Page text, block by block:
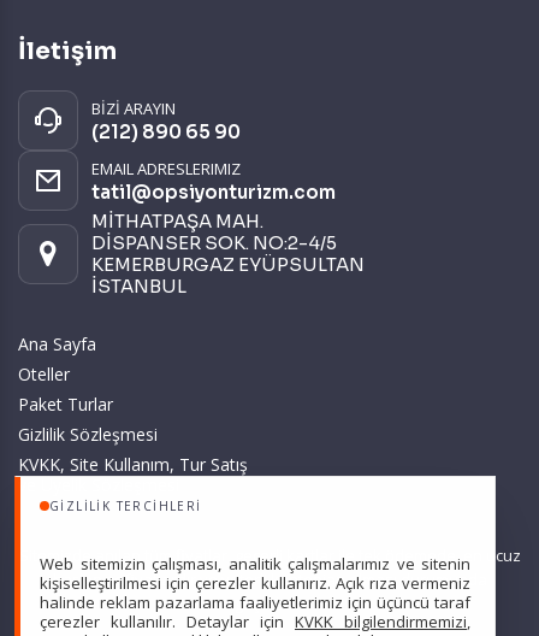
GIZLILIK TERCIHLERI
Web sitemizin çalışması, analitik çalışmalarımız ve sitenin
kişiselleştirilmesi için çerezler kullanırız. Açık rıza vermeniz
halinde reklam pazarlama faaliyetlerimiz için üçüncü taraf
çerezler kullanılır. Detaylar için KVKK bilgilendirmemizi,
İletişim
BİZİ ARAYIN
(212) 890 65 90
EMAIL ADRESLERIMIZ
tatil@opsiyonturizm.com
MİTHATPAŞA MAH.
DİSPANSER SOK. NO:2-4/5
KEMERBURGAZ EYÜPSULTAN
İSTANBUL
Ana Sayfa
Oteller
Paket Turlar
Gizlilik Sözleşmesi
KVKK, Site Kullanım, Tur Satış
Sitemizde anılan tüm fiyatlar, geçerli kartlar ile tek ödemede, en ucuz
başlangıç fiyatlardır ve yeterli kontenjan olması durumunda
geçerlidir.